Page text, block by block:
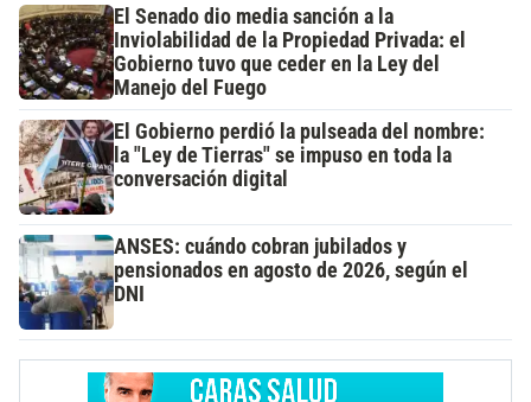
El Senado dio media sanción a la
Inviolabilidad de la Propiedad Privada: el
Gobierno tuvo que ceder en la Ley del
Manejo del Fuego
El Gobierno perdió la pulseada del nombre:
la "Ley de Tierras" se impuso en toda la
conversación digital
ANSES: cuándo cobran jubilados y
pensionados en agosto de 2026, según el
DNI